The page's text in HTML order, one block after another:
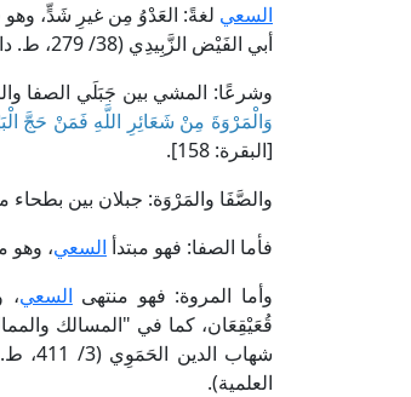
السعي لغةً: العَدْوُ مِن غيرِ شَدٍّ،
أبي الفَيْض الزَّبِيدِي (38/ 279، ط. دار الهداية).
وشرعًا: المشي بين جَبَلَي الصفا
وَالْمَرْوَةَ مِنْ شَعَائِرِ اللَّهِ فَمَنْ حَجَّ
[البقرة: 158].
والصَّفَا والمَرْوَة: جبلان بين
فأما الصفا: فهو مبتدأ السعي، وهو
وأما المروة: فهو منتهى السعي،
العلمية).